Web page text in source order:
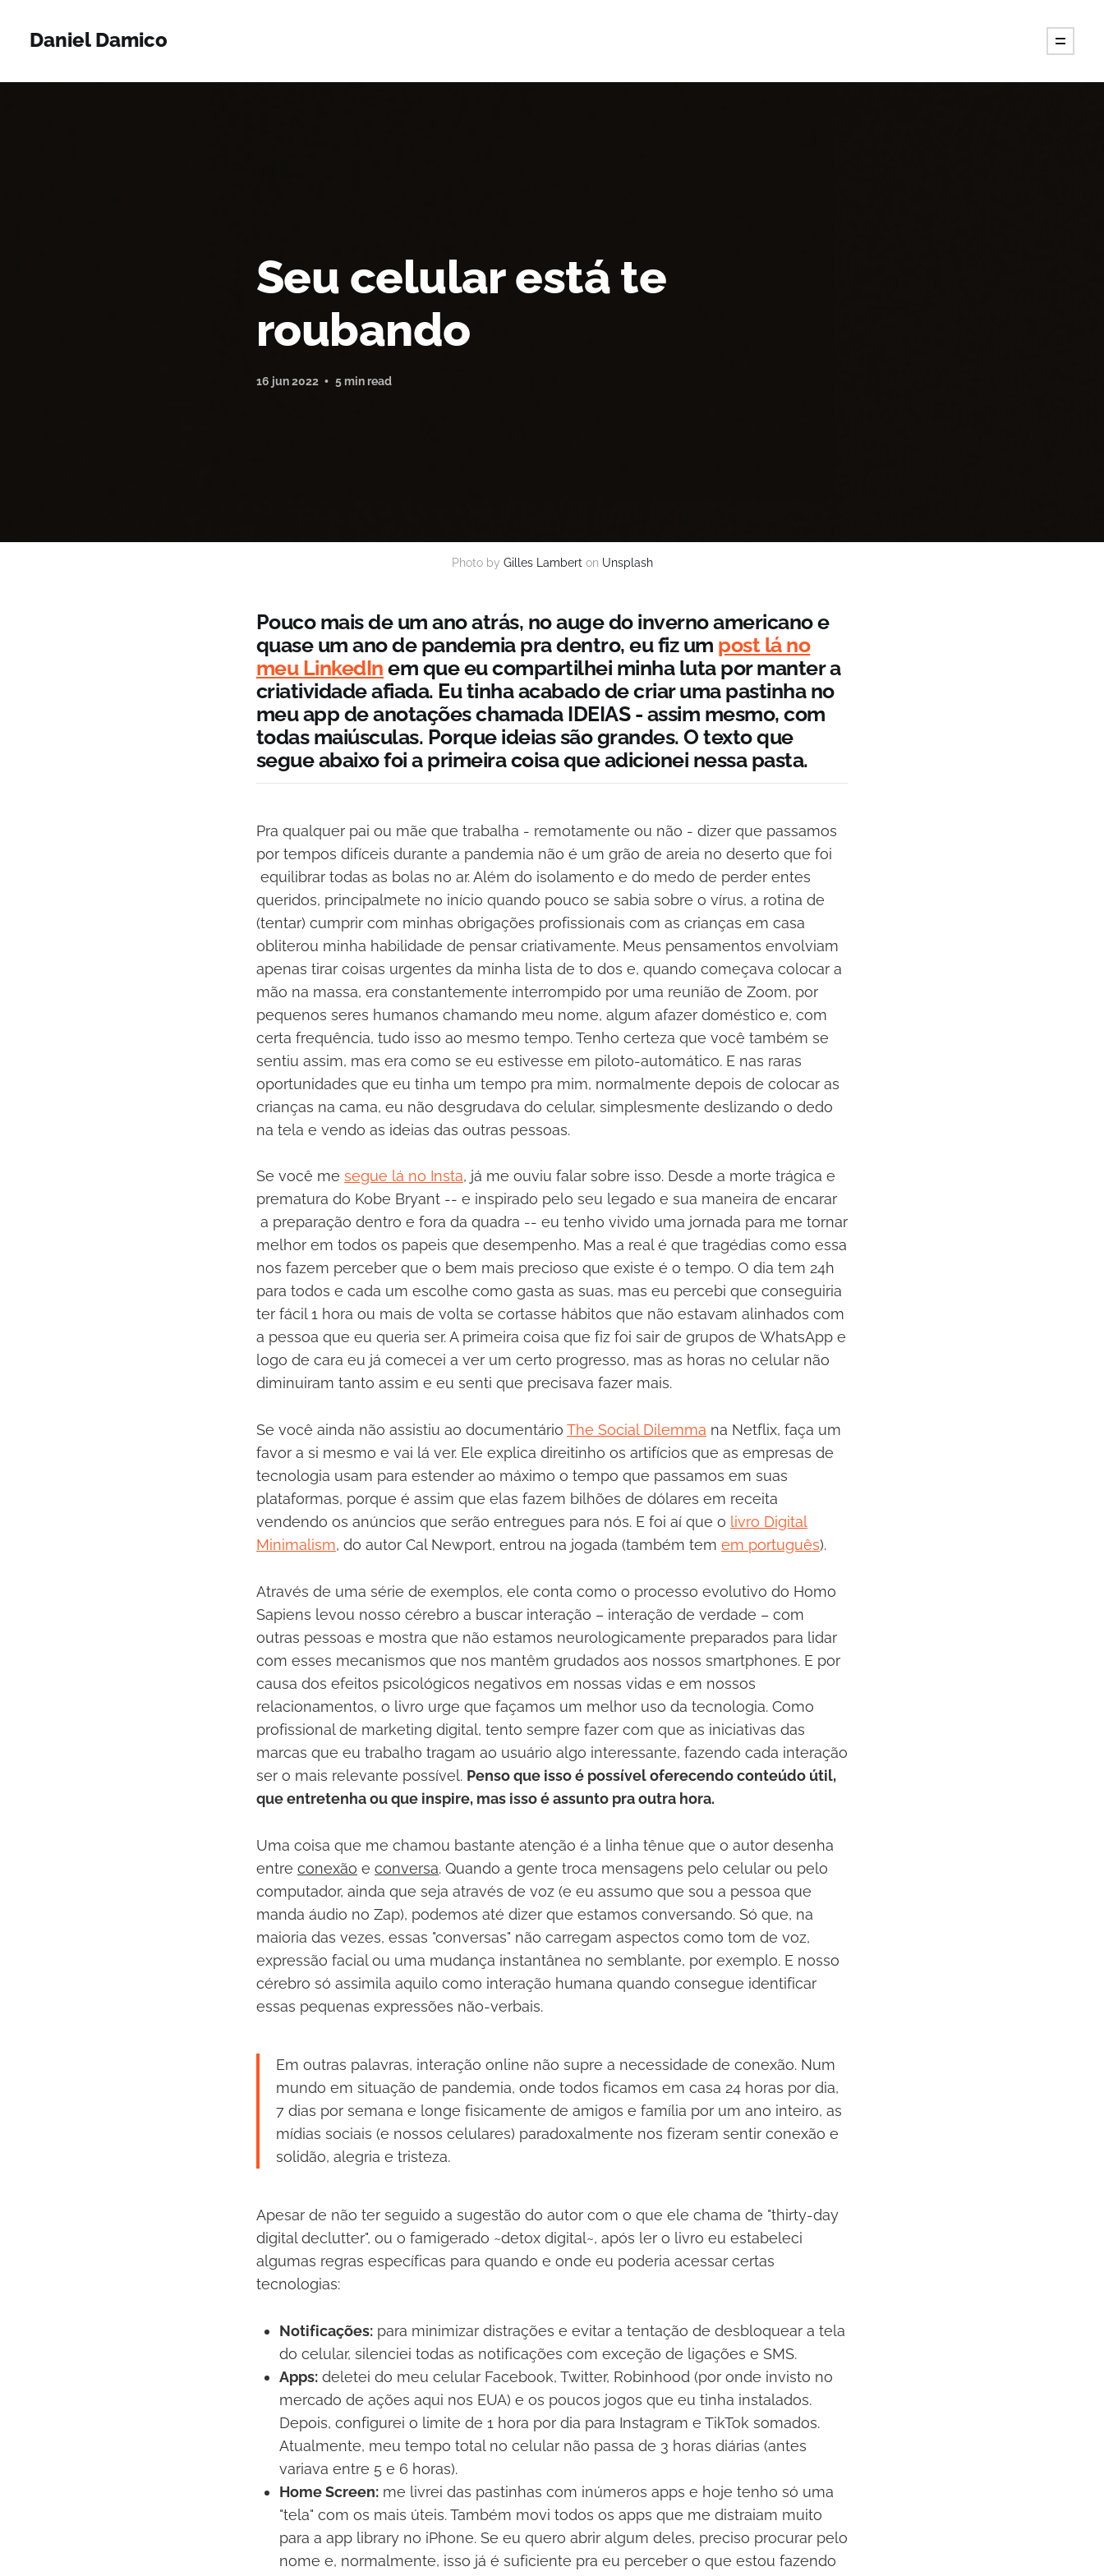
Daniel Damico
Seu celular está te
roubando
16 jun 2022 5 min read
Photo by Gilles Lambert on Unsplash
Pouco mais de um ano atrás, no auge do inverno americano e
quase um ano de pandemia pra dentro, eu fiz um post lá no
meu LinkedIn em que eu compartilhei minha luta por manter a
criatividade afiada. Eu tinha acabado de criar uma pastinha no
meu app de anotações chamada IDEIAS - assim mesmo, com
todas maiúsculas. Porque ideias são grandes. O texto que
segue abaixo foi a primeira coisa que adicionei nessa pasta.
Pra qualquer pai ou mãe que trabalha - remotamente ou não - dizer que passamos
por tempos difíceis durante a pandemia não é um grão de areia no deserto que foi
equilibrar todas as bolas no ar. Além do isolamento e do medo de perder entes
queridos, principalmete no início quando pouco se sabia sobre o vírus, a rotina de
(tentar) cumprir com minhas obrigações profissionais com as crianças em casa
obliterou minha habilidade de pensar criativamente. Meus pensamentos envolviam
apenas tirar coisas urgentes da minha lista de to dos e, quando começava colocar a
mão na massa, era constantemente interrompido por uma reunião de Zoom, por
pequenos seres humanos chamando meu nome, algum afazer doméstico e, com
certa frequência, tudo isso ao mesmo tempo. Tenho certeza que você também se
sentiu assim, mas era como se eu estivesse em piloto-automático. E nas raras
oportunidades que eu tinha um tempo pra mim, normalmente depois de colocar as
crianças na cama, eu não desgrudava do celular, simplesmente deslizando o dedo
na tela e vendo as ideias das outras pessoas.
Se você me segue lá no Insta, já me ouviu falar sobre isso. Desde a morte trágica e
prematura do Kobe Bryant -- e inspirado pelo seu legado e sua maneira de encarar
a preparação dentro e fora da quadra -- eu tenho vivido uma jornada para me tornar
melhor em todos os papeis que desempenho. Mas a real é que tragédias como essa
nos fazem perceber que o bem mais precioso que existe é o tempo. O dia tem 24h
para todos e cada um escolhe como gasta as suas, mas eu percebi que conseguiria
ter fácil 1 hora ou mais de volta se cortasse hábitos que não estavam alinhados com
a pessoa que eu queria ser. A primeira coisa que fiz foi sair de grupos de WhatsApp e
logo de cara eu já comecei a ver um certo progresso, mas as horas no celular não
diminuiram tanto assim e eu senti que precisava fazer mais.
Se você ainda não assistiu ao documentário The Social Dilemma na Netflix, faça um
favor a si mesmo e vai lá ver. Ele explica direitinho os artifícios que as empresas de
tecnologia usam para estender ao máximo o tempo que passamos em suas
plataformas, porque é assim que elas fazem bilhões de dólares em receita
vendendo os anúncios que serão entregues para nós. E foi aí que o livro Digital
Minimalism, do autor Cal Newport, entrou na jogada (também tem em português).
Através de uma série de exemplos, ele conta como o processo evolutivo do Homo
Sapiens levou nosso cérebro a buscar interação – interação de verdade – com
outras pessoas e mostra que não estamos neurologicamente preparados para lidar
com esses mecanismos que nos mantêm grudados aos nossos smartphones. E por
causa dos efeitos psicológicos negativos em nossas vidas e em nossos
relacionamentos, o livro urge que façamos um melhor uso da tecnologia. Como
profissional de marketing digital, tento sempre fazer com que as iniciativas das
marcas que eu trabalho tragam ao usuário algo interessante, fazendo cada interação
ser o mais relevante possível. Penso que isso é possível oferecendo conteúdo útil,
que entretenha ou que inspire, mas isso é assunto pra outra hora.
Uma coisa que me chamou bastante atenção é a linha tênue que o autor desenha
entre conexão e conversa. Quando a gente troca mensagens pelo celular ou pelo
computador, ainda que seja através de voz (e eu assumo que sou a pessoa que
manda áudio no Zap), podemos até dizer que estamos conversando. Só que, na
maioria das vezes, essas "conversas" não carregam aspectos como tom de voz,
expressão facial ou uma mudança instantânea no semblante, por exemplo. E nosso
cérebro só assimila aquilo como interação humana quando consegue identificar
essas pequenas expressões não-verbais.
Em outras palavras, interação online não supre a necessidade de conexão. Num
mundo em situação de pandemia, onde todos ficamos em casa 24 horas por dia,
7 dias por semana e longe fisicamente de amigos e família por um ano inteiro, as
mídias sociais (e nossos celulares) paradoxalmente nos fizeram sentir conexão e
solidão, alegria e tristeza.
Apesar de não ter seguido a sugestão do autor com o que ele chama de "thirty-day
digital declutter", ou o famigerado ~detox digital~, após ler o livro eu estabeleci
algumas regras específicas para quando e onde eu poderia acessar certas
tecnologias:
Notificações: para minimizar distrações e evitar a tentação de desbloquear a tela
do celular, silenciei todas as notificações com exceção de ligações e SMS.
Apps: deletei do meu celular Facebook, Twitter, Robinhood (por onde invisto no
mercado de ações aqui nos EUA) e os poucos jogos que eu tinha instalados.
Depois, configurei o limite de 1 hora por dia para Instagram e TikTok somados.
Atualmente, meu tempo total no celular não passa de 3 horas diárias (antes
variava entre 5 e 6 horas).
Home Screen: me livrei das pastinhas com inúmeros apps e hoje tenho só uma
"tela" com os mais úteis. Também movi todos os apps que me distraiam muito
para a app library no iPhone. Se eu quero abrir algum deles, preciso procurar pelo
nome e, normalmente, isso já é suficiente pra eu perceber o que estou fazendo